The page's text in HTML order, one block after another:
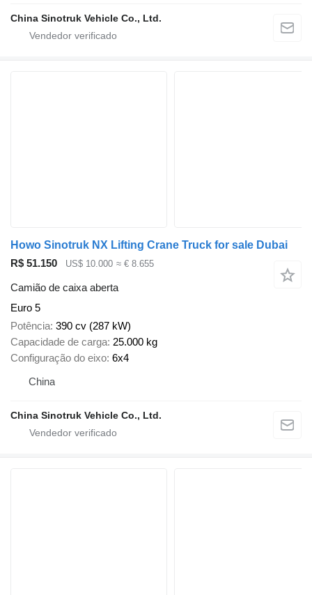
China Sinotruk Vehicle Co., Ltd.
Howo Sinotruk NX Lifting Crane Truck for sale Dubai
R$ 51.150
US$ 10.000 ≈ € 8.655
Camião de caixa aberta
Euro 5
Potência 390 cv (287 kW)
Capacidade de carga 25.000 kg
Configuração do eixo 6x4
China
China Sinotruk Vehicle Co., Ltd.